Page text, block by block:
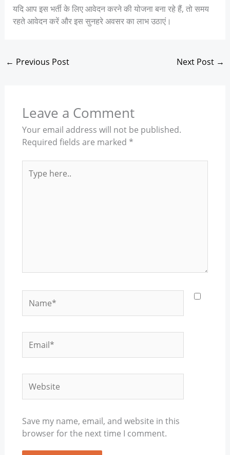
यदि आप इस भर्ती के लिए आवेदन करने की योजना बना रहे हैं, तो समय
रहते आवेदन करें और इस सुनहरे अवसर का लाभ उठाएं।
← Previous Post Next Post →
Leave a Comment
Your email address will not be published.
Required fields are marked *
here..
Save my name, email, and website in this
browser for the next time I comment.